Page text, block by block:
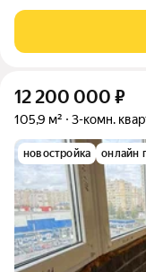
12 200 000 ₽
105,9 м² 3-комн.
новостройка онлайн